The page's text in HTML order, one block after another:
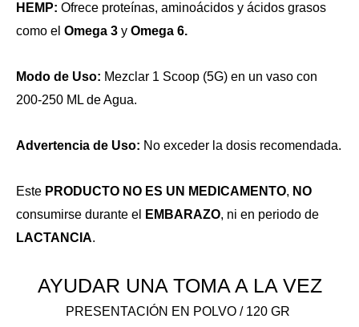
HEMP: Ofrece proteínas, aminoácidos y ácidos grasos
como el Omega 3 y Omega 6.
Modo de Uso: Mezclar 1 Scoop (5G) en un vaso con
200-250 ML de Agua.
Advertencia de Uso: No exceder la dosis recomendada.
Este PRODUCTO NO ES UN MEDICAMENTO, NO
consumirse durante el
EMBARAZO, ni en periodo de
LACTANCIA.
AYUDAR UNA TOMA A LA VEZ
PRESENTACIÓN EN POLVO / 120 GR